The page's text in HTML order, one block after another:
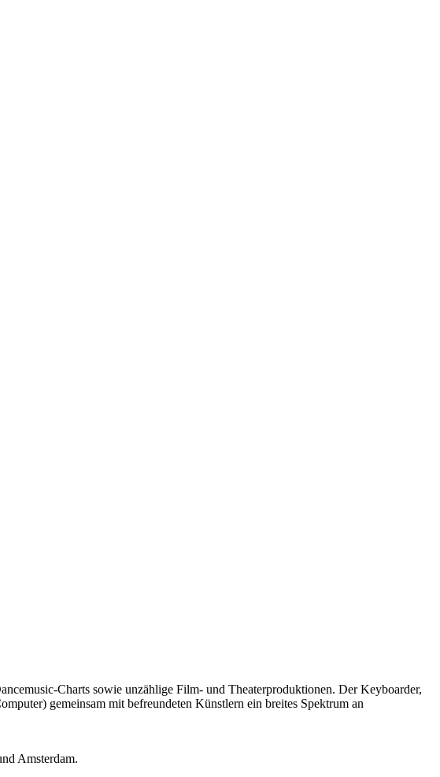
Charts sowie unzählige Film- und Theaterproduktionen. Der Keyboarder,
gemeinsam mit befreundeten Künstlern ein breites Spektrum an
Amsterdam.